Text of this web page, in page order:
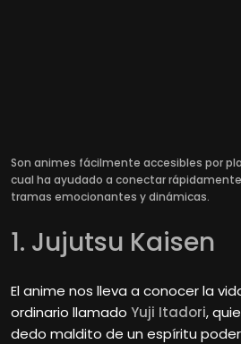
Son animes fácilmente accesibles por
cual ha ayudado a conectar
tramas emocionantes y dinámicas.
1. Jujutsu Kaisen
El anime nos lleva a conocer la
ordinario llamado Yuji Itadori,
dedo maldito de un espíritu